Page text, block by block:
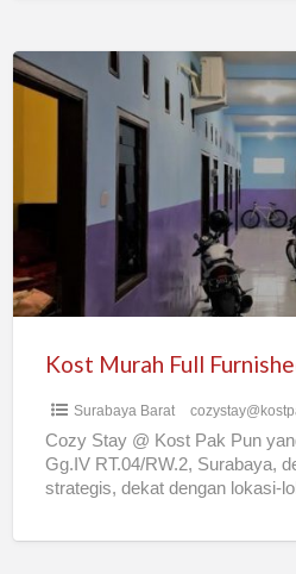
Kost
Murah
Cozy
Stay
@
Kost
Pak
Surabaya Barat
Cozy Stay @ Kost Pak Pun
Gg.IV RT.04/RW.2, Surabaya,
strategis, dekat dengan lokasi-